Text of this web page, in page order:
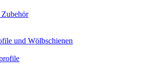
und Wölbschienen